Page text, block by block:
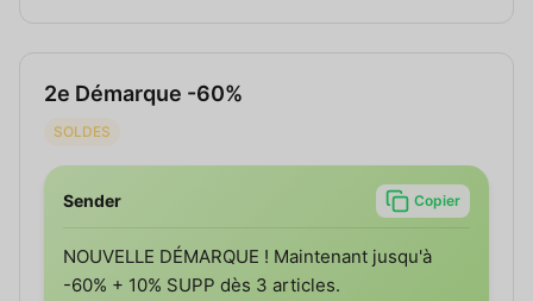
2e Démarque -60%
SOLDES
Sender Copier
NOUVELLE DÉMARQUE ! Maintenant jusqu'à
-60% + 10% SUPP dès 3 articles.